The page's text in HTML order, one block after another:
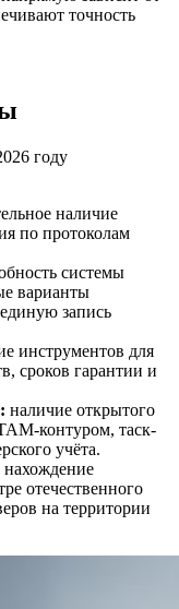
точность
году
наличие
по протоколам
системы
варианты
запись
инструментов для
сроков гарантии и
наличие открытого
контуром, таск-
учёта.
нахождение
отечественного
на территории